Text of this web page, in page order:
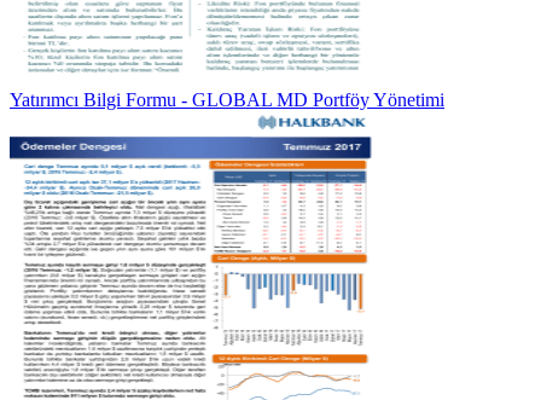
Yatırımcı Bilgi Formu - GLOBAL MD Portföy Yönetimi